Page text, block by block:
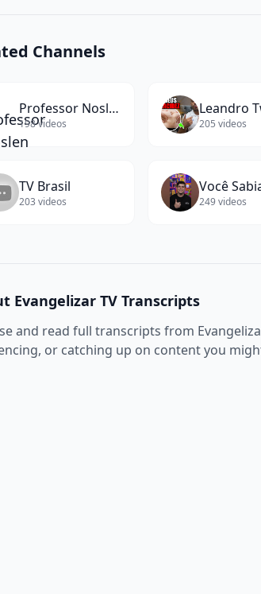
Channels
Professor Noslen
198videos
Leandro
205 videos
TV Brasil
203 videos
Você
249videos
Evangelizar TV Transcripts
and read full transcripts from
or catching up on content you